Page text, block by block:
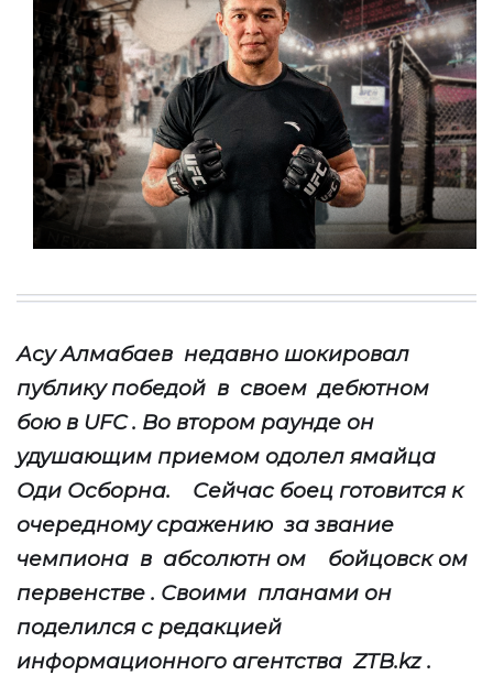
Асу Алмабаев недавно шокировал
публику победой в своем дебютном
бою в UFC . Во втором раунде он
удушающим приемом одолел ямайца
Оди Осборна.
Сейчас боец готовится к
очередному сражению за звание
чемпиона в абсолютн ом бойцовск ом
первенстве . Своими планами он
поделился с редакцией
информационного агентства ZTB.kz .